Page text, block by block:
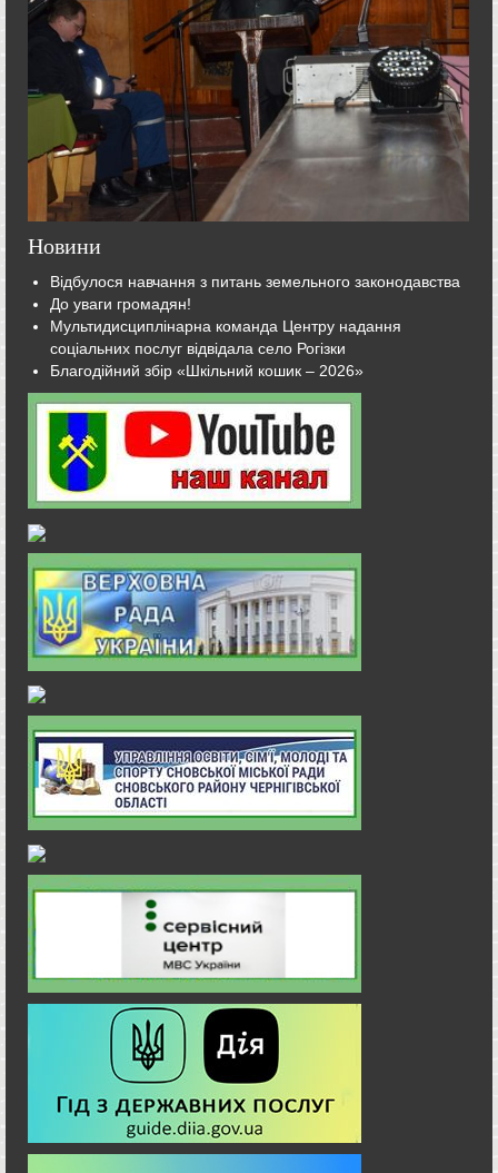
Новини
Відбулося навчання з питань земельного законодавства
До уваги громадян!
Мультидисциплінарна команда Центру надання
соціальних послуг відвідала село Рогізки
Благодійний збір «Шкільний кошик – 2026»